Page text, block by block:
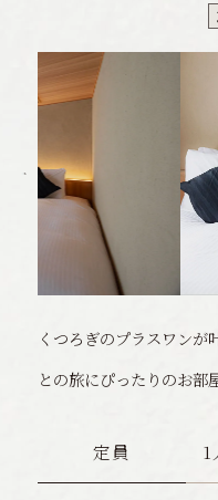
くつろぎのプラスワンが
との旅にぴったりのお部
定員 1